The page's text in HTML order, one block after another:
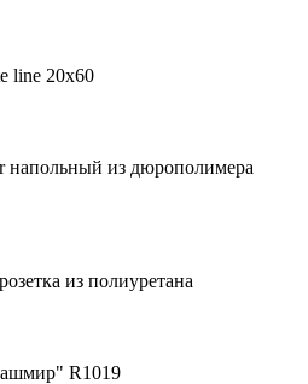
line 20х60
напольный из дюрополимера
из полиуретана
R1019